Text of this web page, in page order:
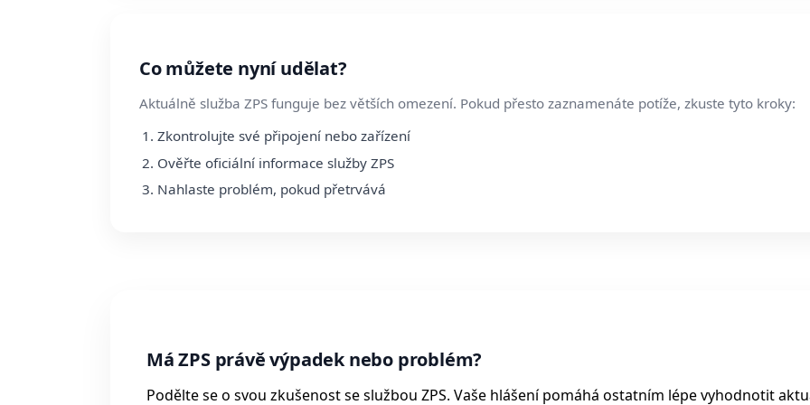
Co můžete nyní udělat?
Aktuálně služba ZPS funguje bez větších omezení. Pokud přesto zaznamenáte potíže, zkuste tyto kroky:
Zkontrolujte své připojení nebo zařízení
Ověřte oficiální informace služby ZPS
Nahlaste problém, pokud přetrvává
Má ZPS právě výpadek nebo problém?
Podělte se o svou zkušenost se službou ZPS. Vaše hlášení pomáhá ostatním lépe vyhodnotit